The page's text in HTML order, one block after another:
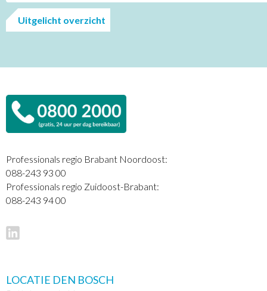
Uitgelicht overzicht
Professionals regio Brabant Noordoost:
088-243 93 00
Professionals regio Zuidoost-Brabant:
088-243 94 00
LOCATIE DEN BOSCH